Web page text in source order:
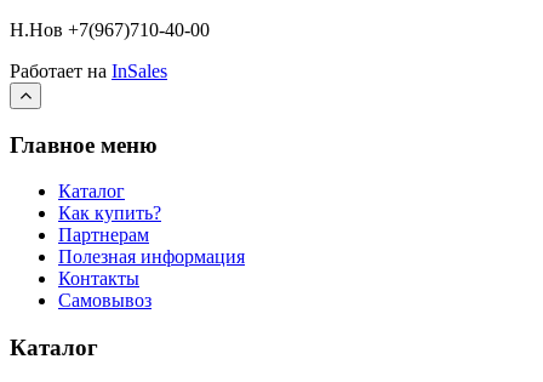
Н.Нов +7(967)710-40-00
Работает на InSales
Главное меню
Каталог
Как купить?
Партнерам
Полезная информация
Контакты
Самовывоз
Каталог